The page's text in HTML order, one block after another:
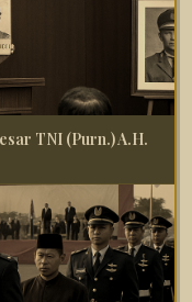
TNI (Purn.) A.H.